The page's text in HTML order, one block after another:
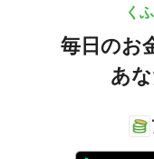
く
毎日のお
あ